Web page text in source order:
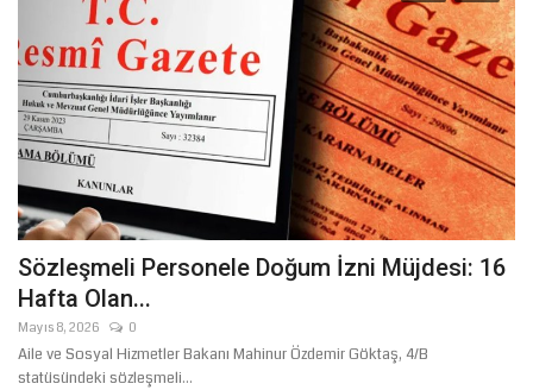
Sözleşmeli Personele Doğum İzni Müjdesi: 16
Hafta Olan...
Mayıs 8, 2026 0
Aile ve Sosyal Hizmetler Bakanı Mahinur Özdemir Göktaş, 4/B
statüsündeki sözleşmeli...